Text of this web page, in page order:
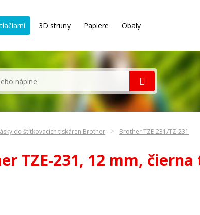
3D struny Papiere Obaly
do štítkovacích tiskáren Brother Brother TZE-231/TZ-231
TZE-231, 12 mm,